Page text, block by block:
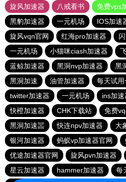
旋风加速器
八戒看书
免费vps
黑豹加速器
一元机场 IOS加速
旋风vqn官网
红海pro加速器
一元机场
小猫咪ciash加速器
蓝鲸加速器
黑洞nvp加速器 黑
黑洞加速
油管加速器
每天试
twitter加速器
一元机场 ins加速
快橙加速器
CHK下载站
免费
黑洞加速噐
快连npv加速器 大
银河加速器
蚂蚁vp加速器官网
优途加速器官网
旋风pvn加速器
星云加速器
hammer加速器
每